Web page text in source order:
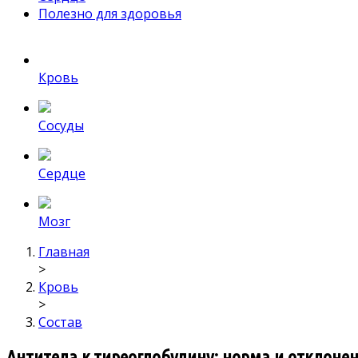
Полезно для здоровья
Кровь
Сосуды
Сердце
Мозг
Главная
>
Кровь
>
Состав